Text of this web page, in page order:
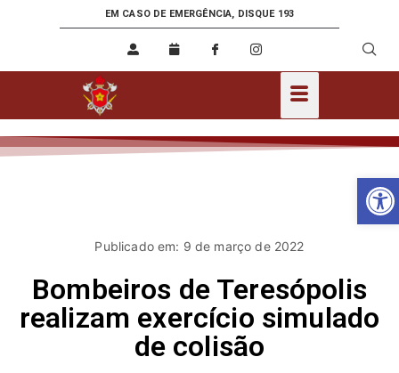
EM CASO DE EMERGÊNCIA, DISQUE 193
Publicado em: 9 de março de 2022
Bombeiros de Teresópolis
realizam exercício simulado
de colisão